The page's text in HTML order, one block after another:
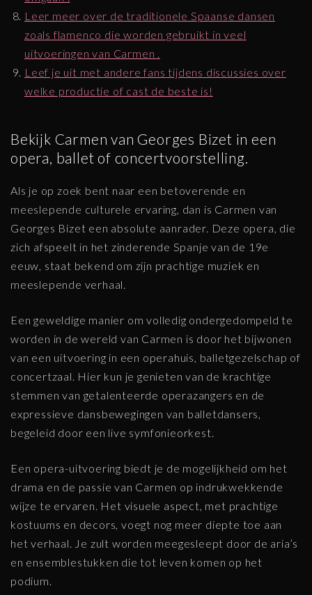
Leer meer over de traditionele Spaanse dansen
zoals flamenco die worden gebruikt in veel
uitvoeringen van Carmen .
Leef je uit met andere fans tijdens discussies over
welke productie of cast de beste is!
Bekijk Carmen van Georges Bizet in een
opera, ballet of concertvoorstelling.
Als je op zoek bent naar een betoverende en
meeslepende culturele ervaring, dan is Carmen van
Georges Bizet een absolute aanrader. Deze opera, die
zich afspeelt in het zinderende Spanje van de 19e
eeuw, staat bekend om zijn prachtige muziek en
meeslepende verhaal.
Een geweldige manier om volledig ondergedompeld te
worden in de wereld van Carmen is door het bijwonen
van een uitvoering in een operahuis, balletgezelschap of
concertzaal. Hier kun je genieten van de krachtige
stemmen van getalenteerde operazangers en de
expressieve dansbewegingen van balletdansers,
begeleid door een live symfonieorkest.
Een opera-uitvoering biedt je de mogelijkheid om het
drama en de passie van Carmen op indrukwekkende
wijze te ervaren. Het visuele aspect, met prachtige
kostuums en decors, voegt nog meer diepte toe aan
het verhaal. Je zult worden meegesleept door de aria’s
en ensemblestukken die tot leven komen op het
podium.